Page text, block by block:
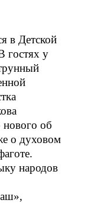
в Детской
гостях у
нового об
о духовом
народов